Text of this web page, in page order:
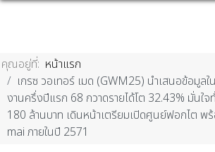
คุณอยู่ที่: หน้าแรก
เกรซ วอเทอร์ เมด (GWM25) นำเสนอข้อมูล
งานครึ่งปีแรก 68 กวาดรายได้โต 32.43% มั่นใจ
180 ล้านบาท เดินหน้าเตรียมเปิดศูนย์ฟอกไต พร้
mai ภายในปี 2571